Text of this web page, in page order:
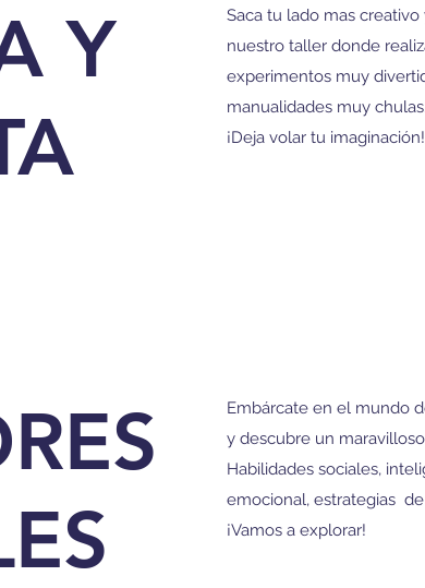
Y
Saca tu lado mas
nuestro taller donde
experimentos muy
manualidades muy chulas.
¡Deja volar tu imaginación!
Embárcate en el mundo
y descubre un
Habilidades sociales,
emocional, estrategias
¡Vamos a explorar!